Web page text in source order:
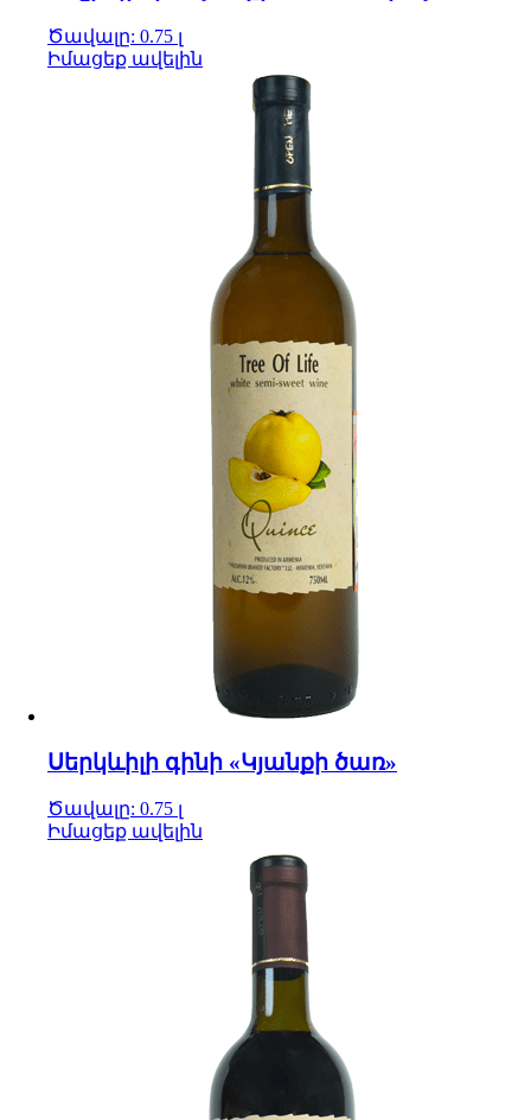
Ծավալը: 0.75 լ
Իմացեք ավելին
Սերկևիլի գինի «Կյանքի ծառ»
Ծավալը: 0.75 լ
Իմացեք ավելին